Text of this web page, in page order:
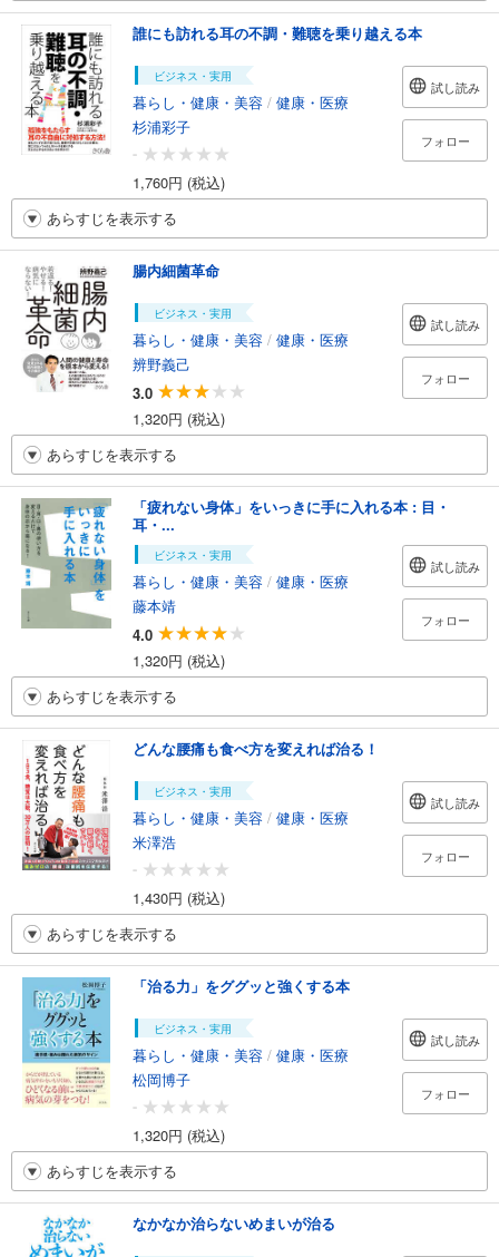
誰にも訪れる耳の不調・難聴を乗り越える本
ビジネス・実用
暮らし・健康・美容 / 健康・医療
杉浦彩子
-
1,760円 (税込)
試し読み
フォロー
あらすじを表示する
腸内細菌革命
ビジネス・実用
暮らし・健康・美容 / 健康・医療
辨野義己
3.0
1,320円 (税込)
試し読み
フォロー
あらすじを表示する
「疲れない身体」をいっきに手に入れる本 : 目・
耳・...
ビジネス・実用
暮らし・健康・美容 / 健康・医療
藤本靖
4.0
1,320円 (税込)
試し読み
フォロー
あらすじを表示する
どんな腰痛も食べ方を変えれば治る！
ビジネス・実用
暮らし・健康・美容 / 健康・医療
米澤浩
-
1,430円 (税込)
試し読み
フォロー
あらすじを表示する
「治る力」をググッと強くする本
ビジネス・実用
暮らし・健康・美容 / 健康・医療
松岡博子
-
1,320円 (税込)
試し読み
フォロー
あらすじを表示する
なかなか治らないめまいが治る